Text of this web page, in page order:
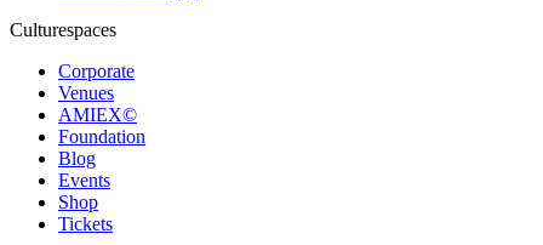
Culturespaces
Corporate
Venues
AMIEX©
Foundation
Blog
Events
Shop
Tickets